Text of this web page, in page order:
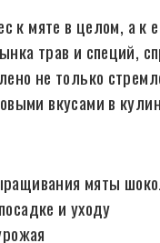
к мяте в целом, а
трав и специй,
не только
вкусами в
мяты
и уходу